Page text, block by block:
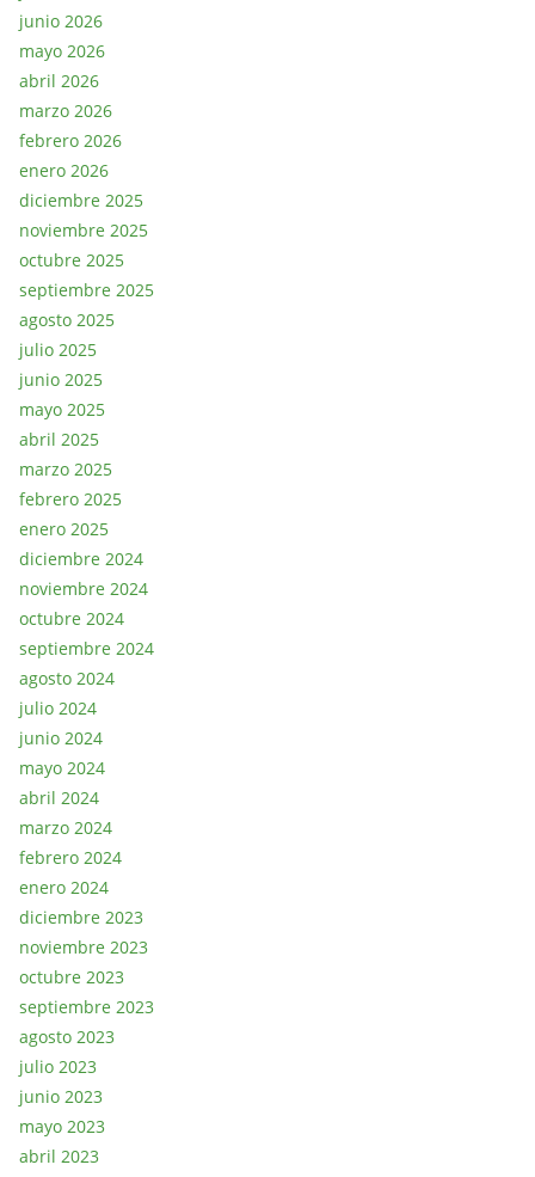
junio 2026
mayo 2026
abril 2026
marzo 2026
febrero 2026
enero 2026
diciembre 2025
noviembre 2025
octubre 2025
septiembre 2025
agosto 2025
julio 2025
junio 2025
mayo 2025
abril 2025
marzo 2025
febrero 2025
enero 2025
diciembre 2024
noviembre 2024
octubre 2024
septiembre 2024
agosto 2024
julio 2024
junio 2024
mayo 2024
abril 2024
marzo 2024
febrero 2024
enero 2024
diciembre 2023
noviembre 2023
octubre 2023
septiembre 2023
agosto 2023
julio 2023
junio 2023
mayo 2023
abril 2023